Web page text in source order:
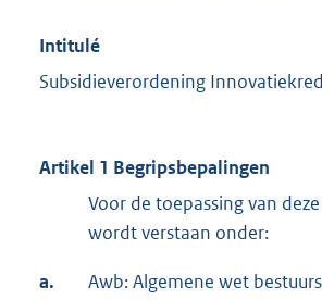
Intitulé
Subsidieverordening
Artikel 1 Begripsbepalingen
Voor de toepassing van
wordt verstaan onder:
a. Awb: Algemene wet